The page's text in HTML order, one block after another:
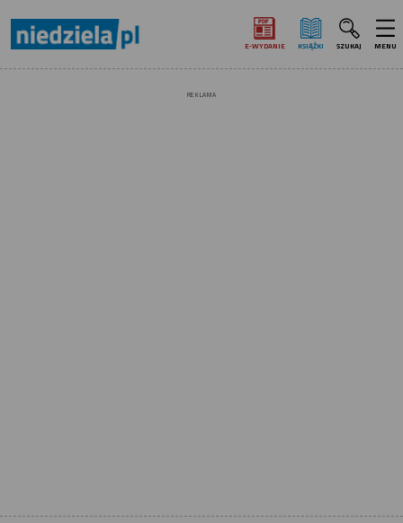
E‑WYDANIE KSIĄŻKI SZUKAJ MENU
REKLAMA